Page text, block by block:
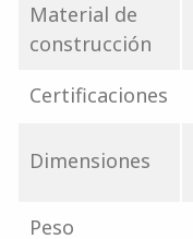
Material de
construcción
Certificaciones
Dimensiones
Peso